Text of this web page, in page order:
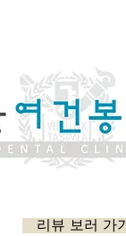
리뷰 보러 가기